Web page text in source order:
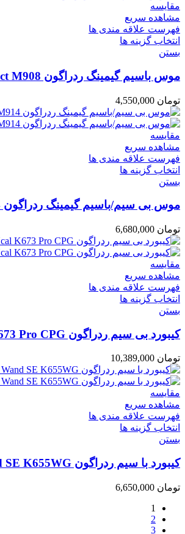
مقایسه
مشاهده سریع
فهرست علاقه مندی ها
انتخاب گزینه ها
بستن
موس باسیم گیمینگ ردراگون Impact M908
تومان
مقایسه
مشاهده سریع
فهرست علاقه مندی ها
انتخاب گزینه ها
بستن
موس بی سیم/باسیم گیمینگ ردراگون NIX M914
تومان
مقایسه
مشاهده سریع
فهرست علاقه مندی ها
انتخاب گزینه ها
بستن
کیبورد بی سیم ردراگون Ucal K673 Pro CPG
تومان
مقایسه
مشاهده سریع
فهرست علاقه مندی ها
انتخاب گزینه ها
بستن
کیبورد با سیم ردراگون Magic Wand SE K655WG
تومان
1
2
3